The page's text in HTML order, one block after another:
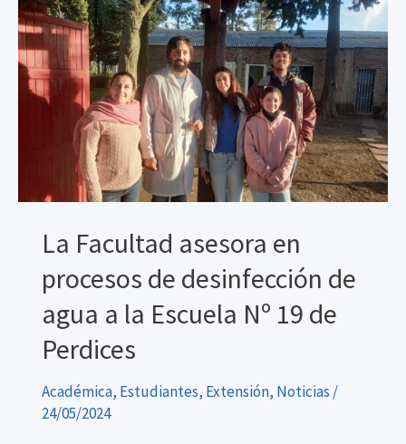
La Facultad asesora en
procesos de desinfección de
agua a la Escuela Nº 19 de
Perdices
Académica, Estudiantes, Extensión, Noticias /
24/05/2024